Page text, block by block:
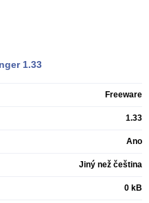
1.33
Freeware
1.33
Ano
Jiný než čeština
0 kB